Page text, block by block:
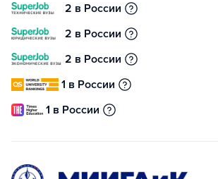
2 в России
2 в России
2 в России
1 в России
1 в России